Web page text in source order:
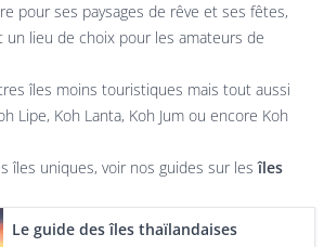
pour ses paysages de rêve et ses fêtes,
un lieu de choix pour les amateurs de
îles moins touristiques mais tout aussi
Lipe, Koh Lanta, Koh Jum ou encore Koh
îles uniques, voir nos guides sur lesîles
Le guide des îles thaïlandaises